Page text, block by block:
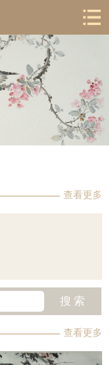
查看更多
搜 索
查看更多